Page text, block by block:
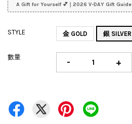
A Gift for Yourself 💕｜2026 V-DAY Gift Guide
STYLE 金 GOLD 銀 SILVER
數量 - +